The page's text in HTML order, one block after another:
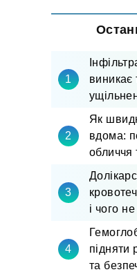
виникає
Як
вдома:
обличчя
і чого
підняти
та